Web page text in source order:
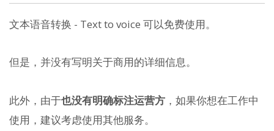
文本语音转换 - Text to voice 可以免费使用。
但是，并没有写明关于商用的详细信息。
此外，由于也没有明确标注运营方 ，如果你想在工作中
使用，建议考虑使用其他服务。